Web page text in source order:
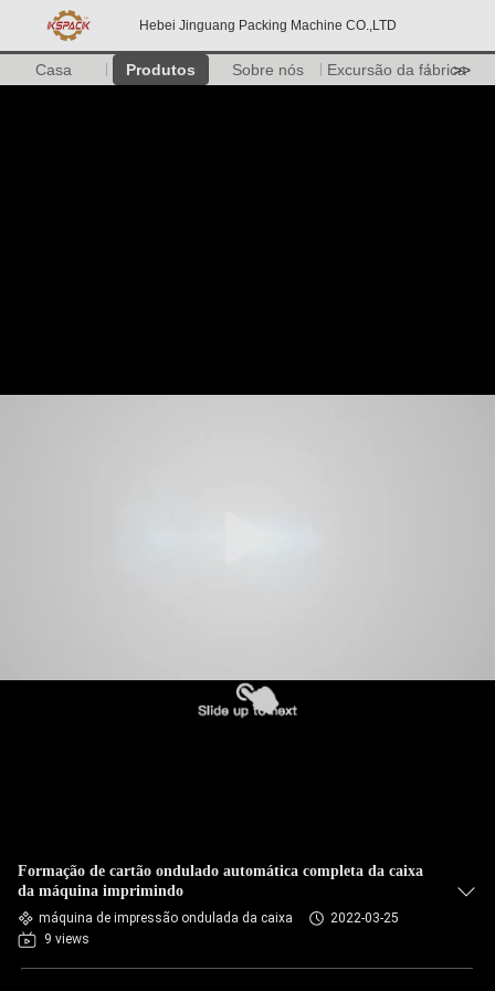
Hebei Jinguang Packing Machine CO.,LTD
Casa Produtos Sobre nós Excursão da fábrica
>>
Formação de cartão ondulado automática completa da caixa
da máquina imprimindo
máquina de impressão ondulada da caixa
2022-03-25
9 views